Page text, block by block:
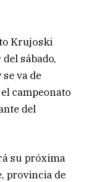
Krujoski
sábado,
va de
campeonato
del
su próxima
provincia de